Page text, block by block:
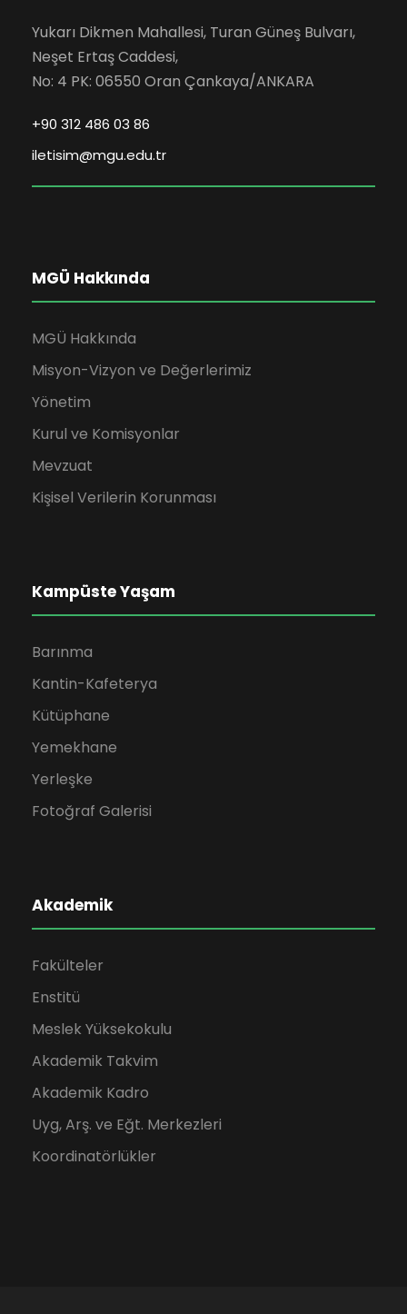
Yukarı Dikmen Mahallesi, Turan Güneş Bulvarı,
Neşet Ertaş Caddesi,
No: 4 PK: 06550 Oran Çankaya/ANKARA
+90 312 486 03 86
iletisim@mgu.edu.tr
MGÜ Hakkında
MGÜ Hakkında
Misyon-Vizyon ve Değerlerimiz
Yönetim
Kurul ve Komisyonlar
Mevzuat
Kişisel Verilerin Korunması
Kampüste Yaşam
Barınma
Kantin-Kafeterya
Kütüphane
Yemekhane
Yerleşke
Fotoğraf Galerisi
Akademik
Fakülteler
Enstitü
Meslek Yüksekokulu
Akademik Takvim
Akademik Kadro
Uyg, Arş. ve Eğt. Merkezleri
Koordinatörlükler